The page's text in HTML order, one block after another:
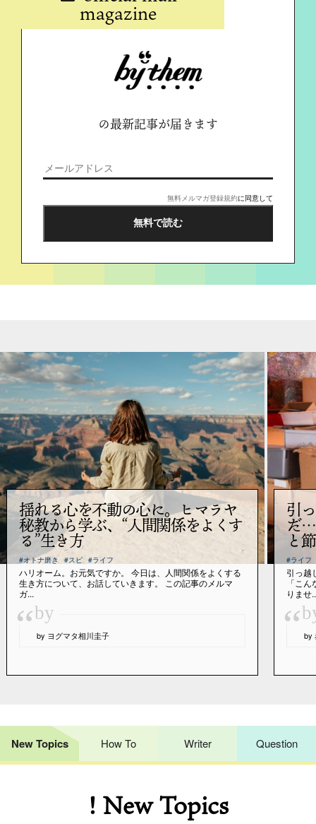
magazine
の最新記事が届きます
無料メルマガ登録規約に同意して
揺れる心を不動の心に。ヒマラヤ
秘教から学ぶ、“人間関係をよくす
る”生き方
#オトナ磨き #スピ #ライフ
ハリオーム。お元気ですか。 今日は、人間関係をよくする
生き方について、お話していきます。 この記事のメルマ
ガ...
“by
by ヨグマタ相川圭子
引
だ…
と
#ライフ
引っ越
「こ
りませ
“ by
New Topics How To Writer Question
! New Topics